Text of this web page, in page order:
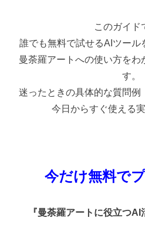
このガイド
誰でも無料で試せるAIツール
曼荼羅アートへの使い方をわ
す。
迷ったときの具体的な質問例
今日からすぐ使える
今だけ無料で
『曼荼羅アートに役立つAI